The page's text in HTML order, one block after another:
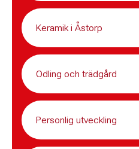
Keramik i Åstorp
Odling och trädgård
Personlig utveckling